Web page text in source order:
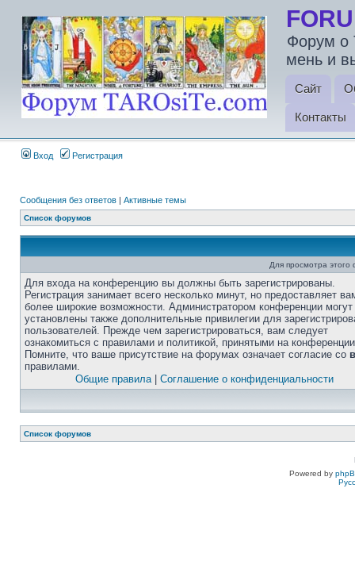
Форум о
мень и
Сайт
Контакты
Вход Регистрация
Сообщения без ответов | Активные темы
Список форумов
Для просмотра
Для входа на конференцию вы должны быть зарегистрированы.
Регистрация занимает всего несколько минут, но предоставляет
более широкие возможности. Администратором конференции
установлены также дополнительные привилегии для
пользователей. Прежде чем зарегистрироваться, вам следует
ознакомиться с правилами и политикой, принятыми на
Помните, что ваше присутствие на форумах означает согласие со
правилами.
Общие правила| Соглашение о конфиденциальности
Список форумов
Powered by